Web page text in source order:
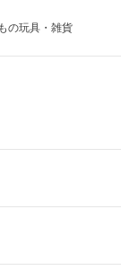
の玩具・雑貨